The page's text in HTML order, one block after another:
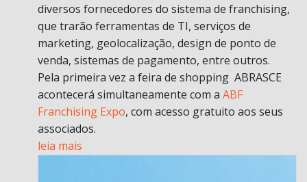
diversos fornecedores do sistema de franchising,
que trarão ferramentas de TI, serviços de
marketing, geolocalização, design de ponto de
venda, sistemas de pagamento, entre outros.
Pela primeira vez a feira de shopping ABRASCE
acontecerá simultaneamente com a ABF
Franchising Expo, com acesso gratuito aos seus
associados.
leia mais